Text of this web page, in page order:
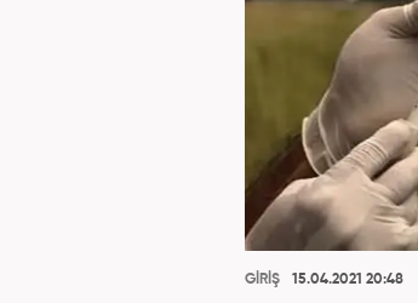
GİRİŞ 15.04.2021 20:48